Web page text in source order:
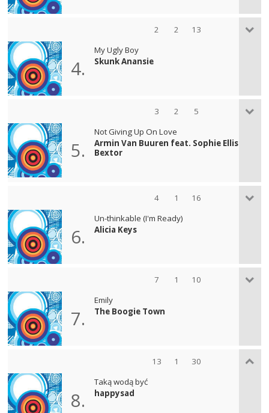
2 2 13
4.
My Ugly Boy
Skunk Anansie
3 2 5
5.
Not Giving Up On Love
Armin Van Buuren feat. Sophie Ellis
Bextor
4 1 16
6.
Un-thinkable (I'm Ready)
Alicia Keys
7 1 10
7.
Emily
The Boogie Town
13 1 30
8.
Taką wodą być
happysad